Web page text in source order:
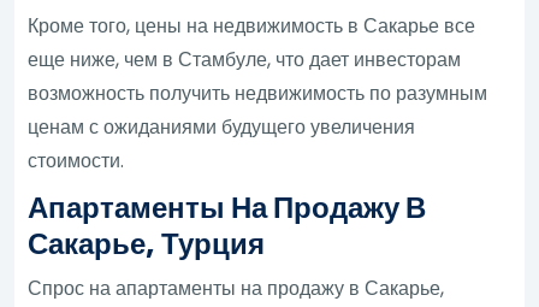
Кроме того, цены на недвижимость в Сакарье все
еще ниже, чем в Стамбуле, что дает инвесторам
возможность получить недвижимость по разумным
ценам с ожиданиями будущего увеличения
стоимости.
Апартаменты На Продажу В
Сакарье, Турция
Спрос на апартаменты на продажу в Сакарье,